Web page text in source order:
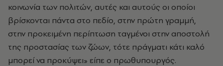
κοινωνία των πολιτών, αυτές και αυτούς οι οποίοι
βρίσκονται πάντα στο πεδίο, στην πρώτη γραμμή,
στην προκειμένη περίπτωση ταγμένοι στην αποστολή
της προστασίας των ζώων, τότε πράγματι κάτι καλό
μπορεί να προκύψει» είπε ο πρωθυπουργός.